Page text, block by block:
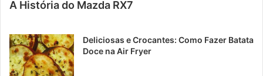
A História do Mazda RX7
Deliciosas e Crocantes: Como Fazer Batata
Doce na Air Fryer